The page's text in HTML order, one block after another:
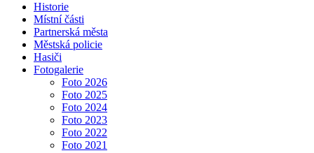
Historie
Místní části
Partnerská města
Městská policie
Hasiči
Fotogalerie
Foto 2026
Foto 2025
Foto 2024
Foto 2023
Foto 2022
Foto 2021